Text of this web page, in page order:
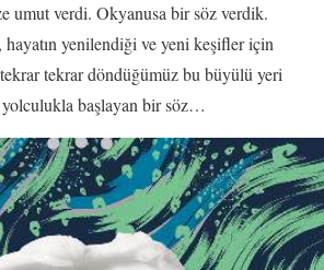
umut verdi. Okyanusa bir söz verdik.
yenilendiği ve yeni keşifler için
tekrar tekrar döndüğümüz bu büyülü yeri
başlayan bir söz…